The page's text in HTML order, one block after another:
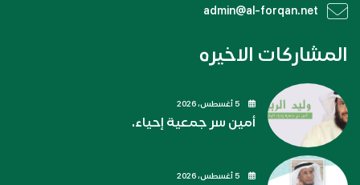
admin@al-forqan.net
المشاركات الاخيره
أمين سر جمعية إحياء.